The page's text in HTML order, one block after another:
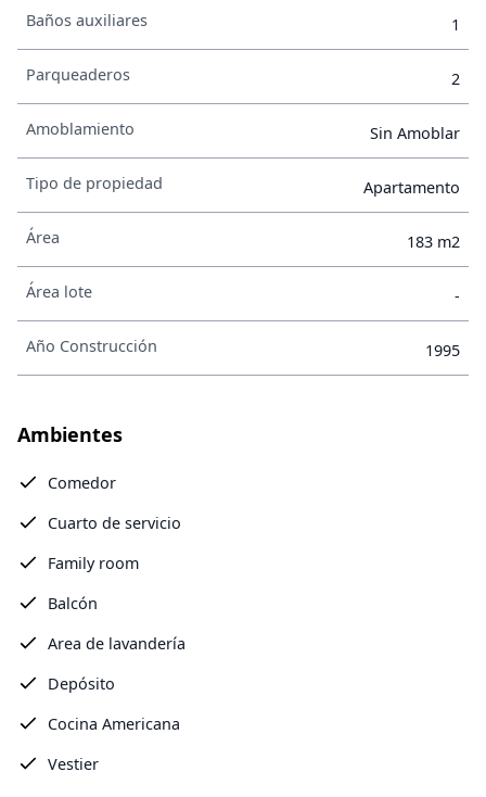
Baños auxiliares 1
Parqueaderos 2
Amoblamiento Sin Amoblar
Tipo de propiedad Apartamento
Área 183 m2
Área lote -
Año Construcción 1995
Ambientes
Comedor
Cuarto de servicio
Family room
Balcón
Area de lavandería
Depósito
Cocina Americana
Vestier